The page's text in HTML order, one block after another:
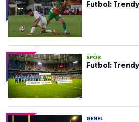
Futbol:
SPOR
Futbol:
GENEL